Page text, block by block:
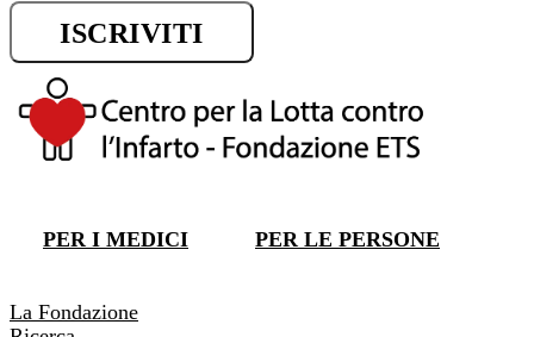
ISCRIVITI
PER I MEDICI PER LE PERSONE
La Fondazione